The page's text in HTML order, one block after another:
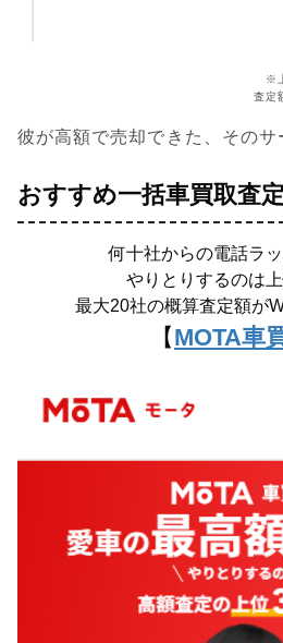
※
査定
彼が高額で売却できた、その
おすすめ一括車買取査
何十社からの電話ラ
やりとりするのは
最大20社の概算査定額が
【MOTA車